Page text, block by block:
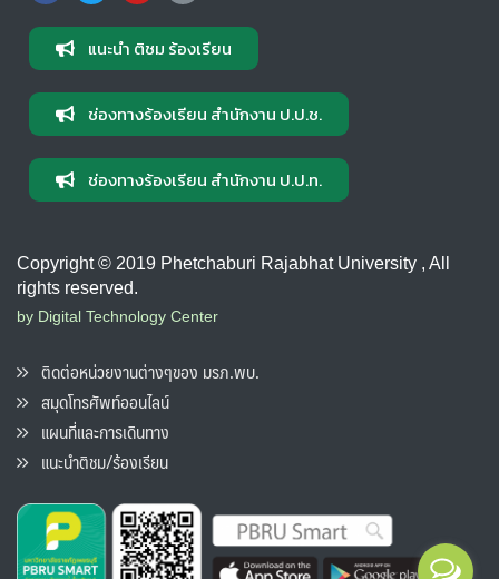
แนะนำ ติชม ร้องเรียน
ช่องทางร้องเรียน สำนักงาน ป.ป.ช.
ช่องทางร้องเรียน สำนักงาน ป.ป.ท.
Copyright © 2019 Phetchaburi Rajabhat University , All
rights reserved.
by Digital Technology Center
ติดต่อหน่วยงานต่างๆของ มรภ.พบ.
สมุดโทรศัพท์ออนไลน์
แผนที่และการเดินทาง
แนะนำติชม/ร้องเรียน